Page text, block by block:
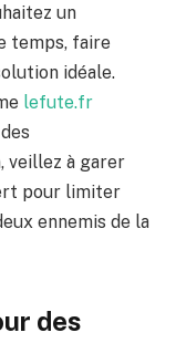
un
temps, faire
idéale.
lefute.fr
veillez à garer
pour limiter
ennemis de la
des